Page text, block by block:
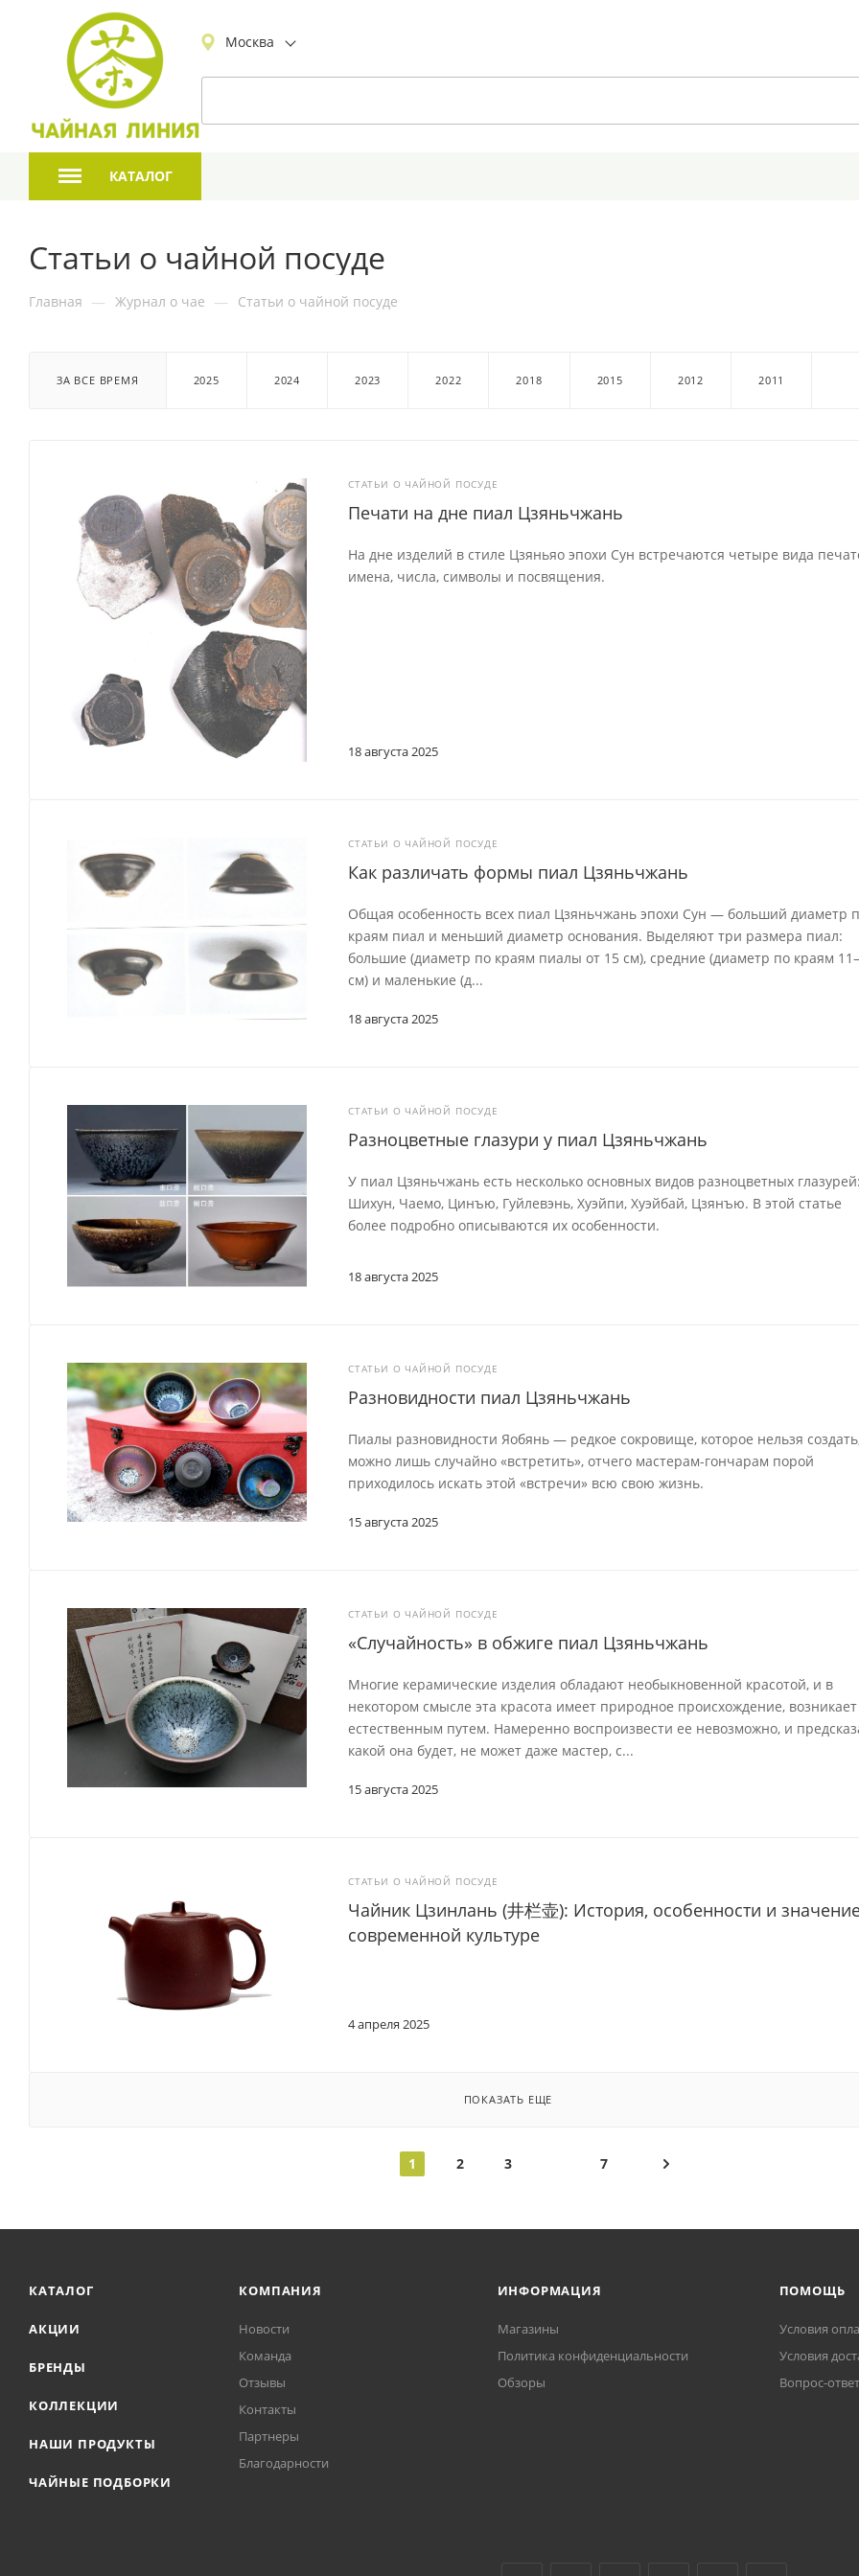
Москва
КАТАЛОГ
Статьи о чайной посуде
Главная — Журнал о чае — Статьи о чайной посуде
ЗА ВСЕ ВРЕМЯ 2025 2024 2023 2022 2018 2015 2012 2011
СТАТЬИ О ЧАЙНОЙ ПОСУДЕ
18 августа 2025
Печати на дне пиал Цзяньчжань
На дне изделий в стиле Цзяньяо эпохи Сун встречаются четыре вида
имена, числа, символы и посвящения.
СТАТЬИ О ЧАЙНОЙ ПОСУДЕ
18 августа 2025
Как различать формы пиал Цзяньчжань
Общая особенность всех пиал Цзяньчжань эпохи Сун — больший диаметр
краям пиал и меньший диаметр основания. Выделяют три размера пиал:
большие (диаметр по краям пиалы от 15 см), средние (диаметр по краям
см) и маленькие (д...
СТАТЬИ О ЧАЙНОЙ ПОСУДЕ
18 августа 2025
Разноцветные глазури у пиал Цзяньчжань
У пиал Цзяньчжань есть несколько основных видов разноцветных
Шихун, Чаемо, Цинъю, Гуйлевэнь, Хуэйпи, Хуэйбай, Цзянъю. В этой статье
более подробно описываются их особенности.
СТАТЬИ О ЧАЙНОЙ ПОСУДЕ
15 августа 2025
Разновидности пиал Цзяньчжань
Пиалы разновидности Яобянь — редкое сокровище, которое нельзя
можно лишь случайно «встретить», отчего мастерам-гончарам порой
приходилось искать этой «встречи» всю свою жизнь.
СТАТЬИ О ЧАЙНОЙ ПОСУДЕ
15 августа 2025
«Случайность» в обжиге пиал Цзяньчжань
Многие керамические изделия обладают необыкновенной красотой, и в
некотором смысле эта красота имеет природное происхождение, возникает
естественным путем. Намеренно воспроизвести ее невозможно, и
какой она будет, не может даже мастер, с...
СТАТЬИ О ЧАЙНОЙ ПОСУДЕ
4 апреля 2025
Чайник Цзинлань (井栏壶): История, особенности и
современной культуре
ПОКАЗАТЬ ЕЩЕ
1 2 3 7
КАТАЛОГ
АКЦИИ
БРЕНДЫ
КОЛЛЕКЦИИ
НАШИ ПРОДУКТЫ
ЧАЙНЫЕ ПОДБОРКИ
КОМПАНИЯ
Новости
Команда
Отзывы
Контакты
Партнеры
Благодарности
ИНФОРМАЦИЯ
Магазины
Политика конфиденциальности
Обзоры
ПОМОЩЬ
Условия
Условия
Вопрос-ответ